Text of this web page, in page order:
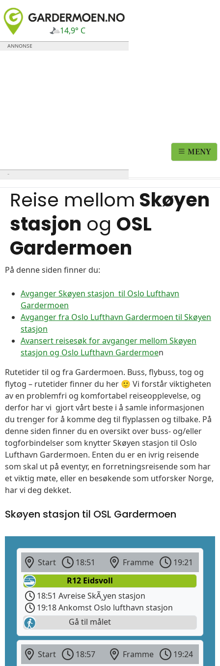
14,9° C
MENY
Reise mellom Skøyen
stasjon og OSL
Gardermoen
På denne siden finner du:
Avganger Skøyen stasjon til Oslo Lufthavn
Gardermoen
Avganger fra Oslo Lufthavn Gardermoen til Skøyen
stasjon
Avansert reisesøk for avganger mellom Skøyen
stasjon og Oslo Lufthavn Gardermoen
Rutetider til og fra Gardermoen. Buss, flybuss, tog og
flytog – rutetider finner du her 🙂 Vi forstår viktigheten
av en problemfri og komfortabel reiseopplevelse, og
derfor har vi gjort vårt beste i å samle informasjonen
du trenger for å komme deg til flyplassen og tilbake. På
denne siden finner du en oversikt over buss- og/eller
togforbindelser som knytter Skøyen stasjon til Oslo
Lufthavn Gardermoen. Enten du er en ivrig reisende
som skal ut på eventyr, en forretningsreisende som har
et viktig møte, eller en besøkende som utforsker Norge,
har vi deg dekket.
Skøyen stasjon til OSL Gardermoen
Start 18:51 Framme
19:21
R12 Eidsvoll
18:51 Avreise SkÃ¸yen stasjon
19:18 Ankomst Oslo lufthavn stasjon
Gå til målet
Start 18:57 Framme
19:24